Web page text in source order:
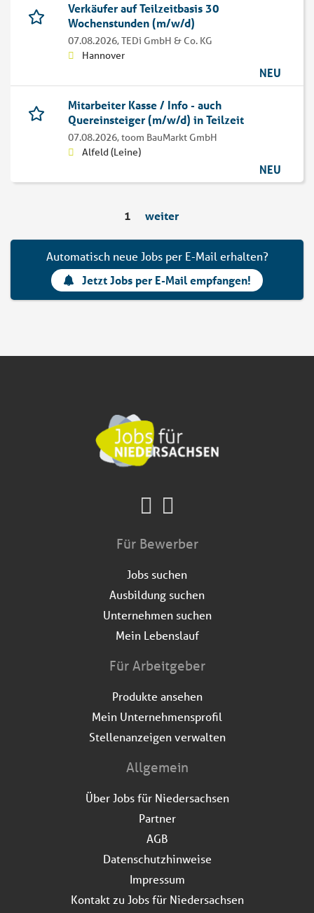
Verkäufer auf Teilzeitbasis 30
Wochenstunden (m/w/d)
07.08.2026,TEDi GmbH & Co. KG
Hannover
NEU
Mitarbeiter Kasse / Info - auch
Quereinsteiger (m/w/d) in Teilzeit
07.08.2026,toom BauMarkt GmbH
Alfeld (Leine)
NEU
1 weiter
Automatisch neue Jobs per E-Mail erhalten?
Jetzt Jobs per E-Mail empfangen!
Für Bewerber
Jobs suchen
Ausbildung suchen
Unternehmen suchen
Mein Lebenslauf
Für Arbeitgeber
Produkte ansehen
Mein Unternehmensprofil
Stellenanzeigen verwalten
Allgemein
Über Jobs für Niedersachsen
Partner
AGB
Datenschutzhinweise
Impressum
Kontakt zu Jobs für Niedersachsen